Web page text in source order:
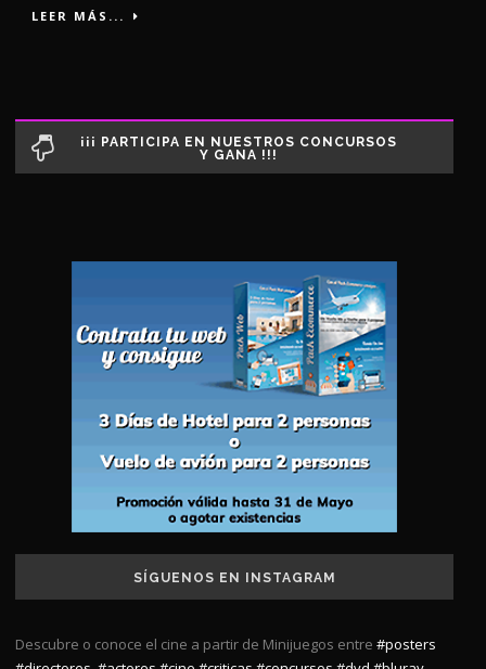
LEER MÁS...
¡¡¡ PARTICIPA EN NUESTROS CONCURSOS
Y GANA !!!
SÍGUENOS EN INSTAGRAM
Descubre o conoce el cine a partir de Minijuegos entre #posters